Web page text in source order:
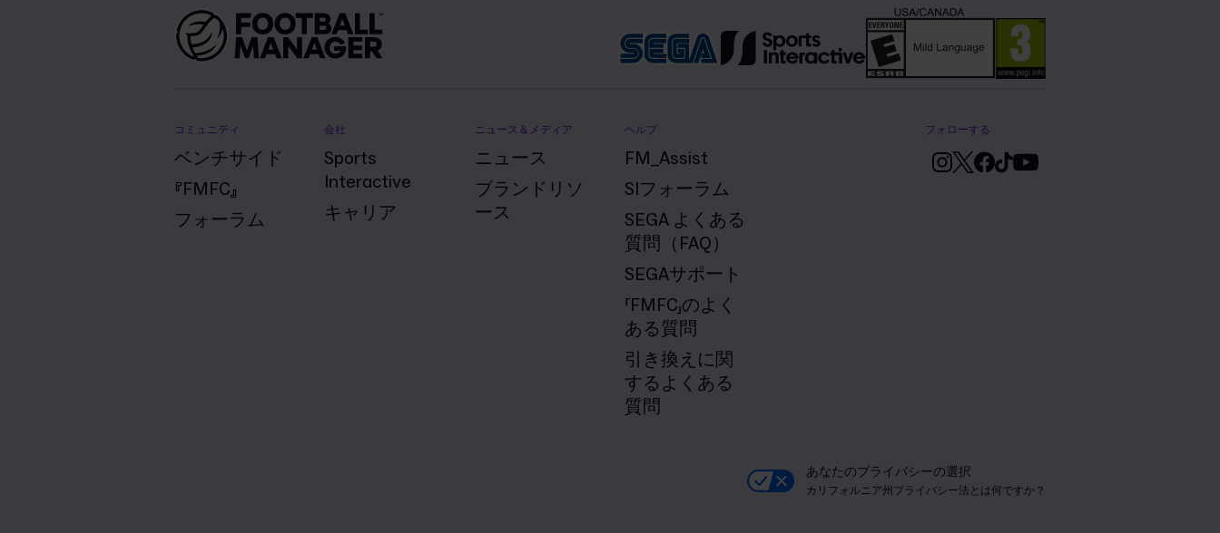
コミュニティ
ベンチサイド
『FMFC』
フォーラム
会社
Sports
Interactive
キャリア
ニュース＆メディア
ニュース
ブランドリソ
ース
ヘルプ
FM_Assist
SIフォーラム
SEGA よくある
質問（FAQ）
SEGAサポート
「FMFC」のよく
ある質問
引き換えに関
するよくある
質問
フォローする
あなたのプライバシーの選択
カリフォルニア州プライバシー法とは何ですか？